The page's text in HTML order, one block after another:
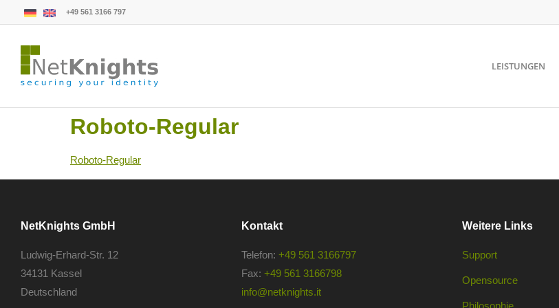
+49 561 3166 797
LEISTUNGEN
Roboto-Regular
Roboto-Regular
NetKnights GmbH
Ludwig-Erhard-Str. 12
34131 Kassel
Deutschland
Kontakt
Telefon: +49 561 3166797
Fax: +49 561 3166798
info@netknights.it
Weitere Links
Support
Opensource
Philosophie